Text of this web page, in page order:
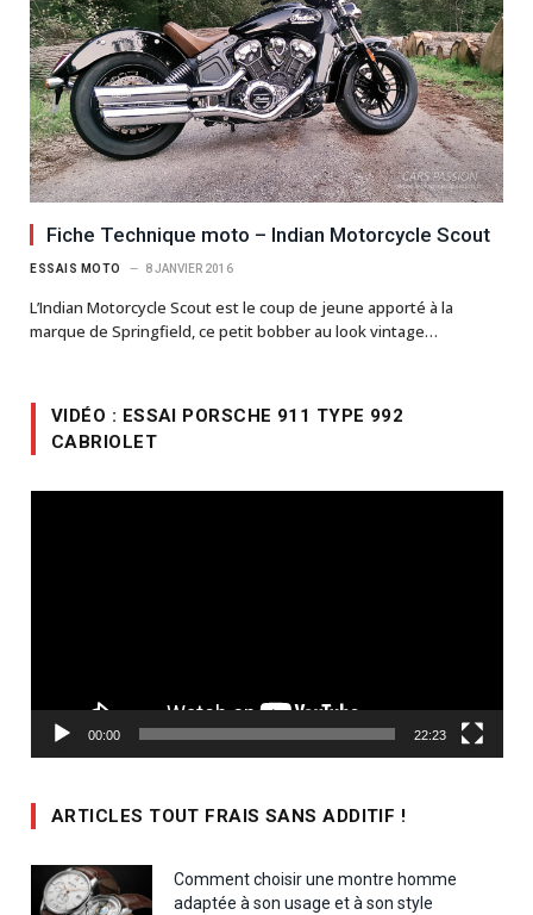
Fiche Technique moto – Indian Motorcycle Scout
ESSAIS MOTO 8 JANVIER 2016
L’Indian Motorcycle Scout est le coup de jeune apporté à la
marque de Springfield, ce petit bobber au look vintage…
VIDÉO : ESSAI PORSCHE 911 TYPE 992
CABRIOLET
00:00 22:23
ARTICLES TOUT FRAIS SANS ADDITIF !
Comment choisir une montre homme
adaptée à son usage et à son style